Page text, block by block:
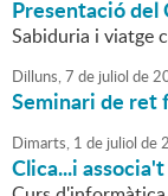
Presentació del
Sabiduria i viatge
Dilluns,7 de juliol de
Seminari de ret
Dimarts, 1 de juliol de
Clica...i associa't